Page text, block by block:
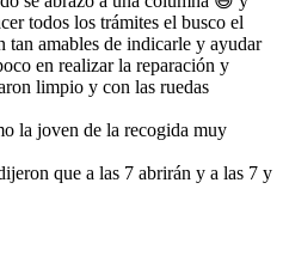
todos los trámites el busco el
amables de indicarle y ayudar
en realizar la reparación y
limpio y con las ruedas
la joven de la recogida muy
que a las 7 abrirán y a las 7 y